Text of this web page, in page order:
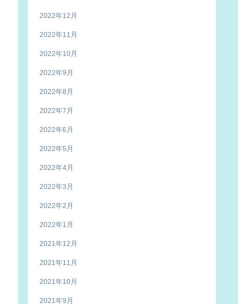
2022年12月
2022年11月
2022年10月
2022年9月
2022年8月
2022年7月
2022年6月
2022年5月
2022年4月
2022年3月
2022年2月
2022年1月
2021年12月
2021年11月
2021年10月
2021年9月